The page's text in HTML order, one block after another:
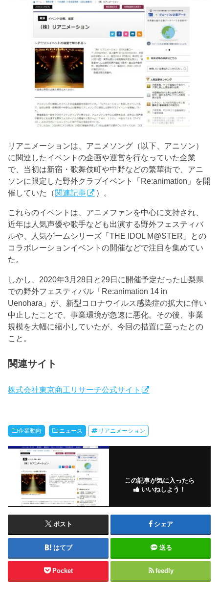
リアニメーションは、アニメソング（以下、アニソン）
に関連したイベントの企画や運営を行なっていた企業
で、当初は新宿・歌舞伎町や中野などの繁華街で、アニ
ソンに限定した野外クラブイベント「Re:animation」を開
催していた（関連記事 ）。
これらのイベントは、アニメファンを中心に支持され、
近年は人気声優や歌手なども出演する野外フェスティバ
ルや、人気ゲームシリーズ「THE IDOL M@STER」との
コラボレーションイベントの開催などで注目を集めてい
た。
しかし、2020年3月28日と29日に開催予定だった山梨県
での野外フェスティバル「Re:animation 14 in
Uenohara」が、新型コロナウイルス感染症の拡大に伴い
中止したことで、事業環境が急速に悪化。その後、事業
規模を大幅に縮小していたが、今回の措置に至ったとの
こと。
関連サイト
株式会社東京商工リサーチ公式サイト
企業動向 ニュース リアニメーション
この記事が気に入ったら
いいねしよう！
ポスト シェア
はてブ 送る
Pocket feedly